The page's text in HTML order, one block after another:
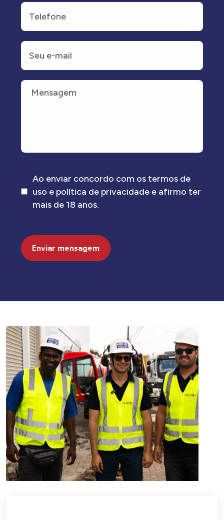
Ao enviar concordo com os termos de
uso e política de privacidade e afirmo ter
mais de 18 anos.
Enviar mensagem